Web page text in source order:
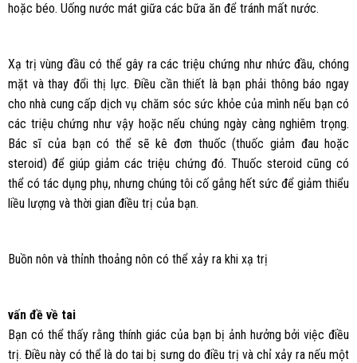
hoặc béo. Uống nước mát giữa các bữa ăn để tránh mất nước.
Xạ trị vùng đầu có thể gây ra các triệu chứng như nhức đầu, chóng
mặt và thay đổi thị lực. Điều cần thiết là bạn phải thông báo ngay
cho nhà cung cấp dịch vụ chăm sóc sức khỏe của mình nếu bạn có
các triệu chứng như vậy hoặc nếu chúng ngày càng nghiêm trọng.
Bác sĩ của bạn có thể sẽ kê đơn thuốc (thuốc giảm đau hoặc
steroid) để giúp giảm các triệu chứng đó. Thuốc steroid cũng có
thể có tác dụng phụ, nhưng chúng tôi cố gắng hết sức để giảm thiểu
liều lượng và thời gian điều trị của bạn.
Buồn nôn và thỉnh thoảng nôn có thể xảy ra khi xạ trị
vấn đề về tai
Bạn có thể thấy rằng thính giác của bạn bị ảnh hưởng bởi việc điều
trị. Điều này có thể là do tai bị sưng do điều trị và chỉ xảy ra nếu một